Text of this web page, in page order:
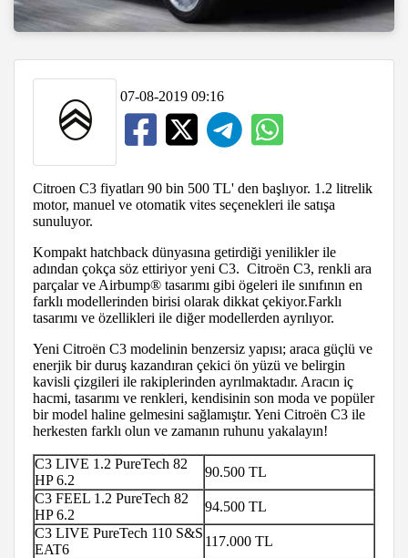
07-08-2019 09:16
Citroen C3 fiyatları 90 bin 500 TL' den başlıyor. 1.2 litrelik
motor, manuel ve otomatik vites seçenekleri ile satışa
sunuluyor.
Kompakt hatchback dünyasına getirdiği yenilikler ile
adından çokça söz ettiriyor yeni C3. Citroën C3, renkli ara
parçalar ve Airbump® tasarımı gibi ögeleri ile sınıfının en
farklı modellerinden birisi olarak dikkat çekiyor.Farklı
tasarımı ve özellikleri ile diğer modellerden ayrılıyor.
Yeni Citroën C3 modelinin benzersiz yapısı; araca güçlü ve
enerjik bir duruş kazandıran çekici ön yüzü ve belirgin
kavisli çizgileri ile rakiplerinden ayrılmaktadır. Aracın iç
hacmi, tasarımı ve renkleri, kendisinin son moda ve popüler
bir model haline gelmesini sağlamıştır. Yeni Citroën C3 ile
herkesten farklı olun ve zamanın ruhunu yakalayın!
C3 LIVE 1.2 PureTech 82
HP 6.2
90.500 TL
C3 FEEL 1.2 PureTech 82
HP 6.2
94.500 TL
C3 LIVE PureTech 110 S&S
EAT6
117.000 TL